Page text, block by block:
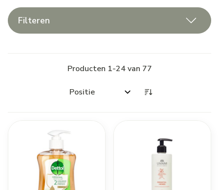
Filteren
Producten 1-24van 77
Sorteer op: